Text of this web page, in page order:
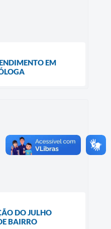
EM
DO JULHO
BAIRRO